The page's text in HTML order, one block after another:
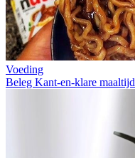
Voeding
Beleg Kant-en-klare maaltijd